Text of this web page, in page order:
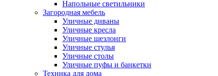
Напольные светильники
Загородная мебель
Уличные диваны
Уличные кресла
Уличные шезлонги
Уличные стулья
Уличные столы
Уличные пуфы и банкетки
Техника для дома